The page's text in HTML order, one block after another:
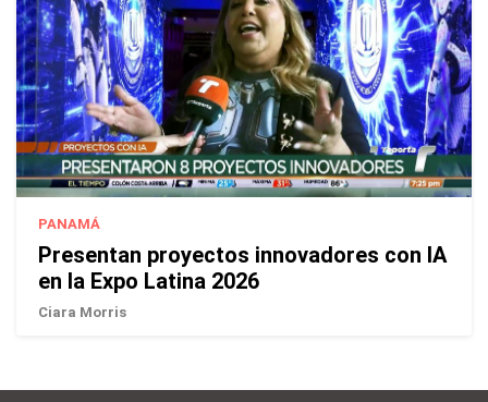
PANAMÁ
Presentan proyectos innovadores con IA
en la Expo Latina 2026
Ciara Morris